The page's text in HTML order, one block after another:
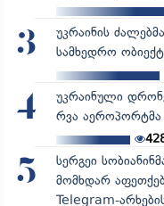
3
უკრაინის
სამხედრო
4
უკრაინული
რვა აეროპორტმა
5
სერგეი
მომხდარ
Telegram-